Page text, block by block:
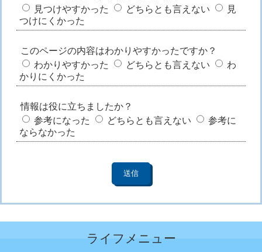
見つけやすかった
どちらとも言えない
見
つけにくかった
このページの内容はわかりやすかったですか？
わかりやすかった
どちらとも言えない
わ
かりにくかった
情報は役に立ちましたか？
参考になった
どちらとも言えない
参考に
ならなかった
ライフメニュー